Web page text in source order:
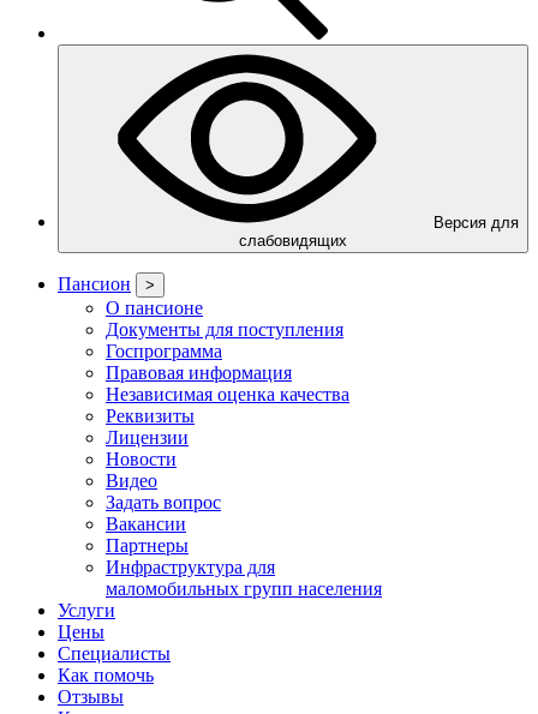
Версия для
слабовидящих
Пансион >
О пансионе
Документы для поступления
Госпрограмма
Правовая информация
Независимая оценка качества
Реквизиты
Лицензии
Новости
Видео
Задать вопрос
Вакансии
Партнеры
Инфраструктура для
маломобильных групп населения
Услуги
Цены
Специалисты
Как помочь
Отзывы